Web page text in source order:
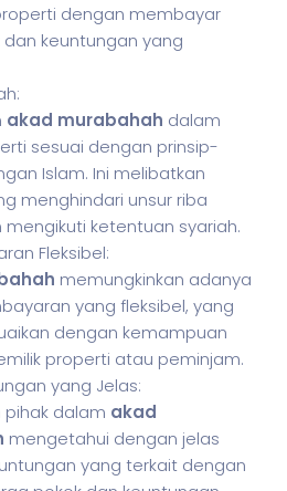
dengan membayar
keuntungan yang
akad murabahah dalam
sesuai dengan prinsip-
Islam. Ini melibatkan
menghindari unsur riba
ketentuan syariah.
Fleksibel:
memungkinkan adanya
yang fleksibel, yang
dengan kemampuan
properti atau peminjam.
yang Jelas:
pihak dalam akad
mengetahui dengan jelas
yang terkait dengan